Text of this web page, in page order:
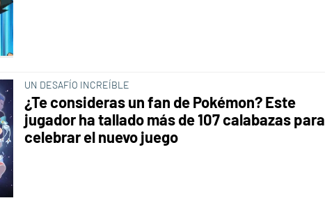
UN DESAFÍO INCREÍBLE
¿Te consideras un fan de Pokémon? Este
jugador ha tallado más de 107 calabazas para
celebrar el nuevo juego